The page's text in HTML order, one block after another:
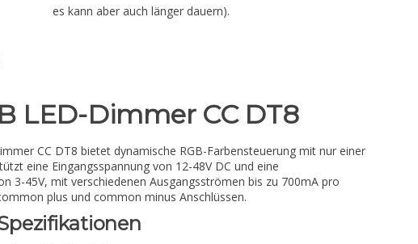
es kann aber auch länger dauern).
LED-Dimmer CC DT8
CC DT8 bietet dynamische RGB-Farbensteuerung mit nur einer
eine Eingangsspannung von 12-48V DC und eine
3-45V, mit verschiedenen Ausgangsströmen bis zu 700mA pro
plus und common minus Anschlüssen.